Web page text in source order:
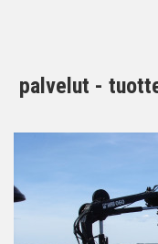
palvelut -